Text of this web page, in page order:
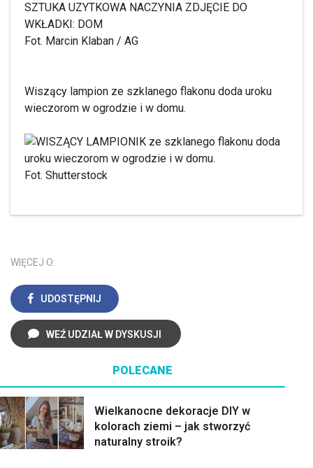
Fot. Marcin Klaban / AG
Wiszący lampion ze szklanego flakonu doda uroku
wieczorom w ogrodzie i w domu.
Fot. Shutterstock
WIĘCEJ O:
UDOSTĘPNIJ
WEŹ UDZIAŁ W DYSKUSJI
POLECANE
Wielkanocne dekoracje DIY w
kolorach ziemi – jak stworzyć
naturalny stroik?